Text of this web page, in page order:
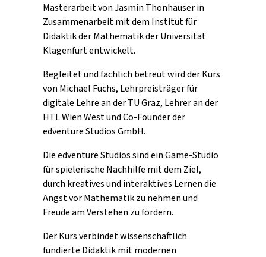
Masterarbeit von Jasmin Thonhauser in
Zusammenarbeit mit dem Institut für
Didaktik der Mathematik der Universität
Klagenfurt entwickelt.
Begleitet und fachlich betreut wird der Kurs
von Michael Fuchs, Lehrpreisträger für
digitale Lehre an der TU Graz, Lehrer an der
HTL Wien West und Co-Founder der
edventure Studios GmbH.
Die edventure Studios sind ein Game-Studio
für spielerische Nachhilfe mit dem Ziel,
durch kreatives und interaktives Lernen die
Angst vor Mathematik zu nehmen und
Freude am Verstehen zu fördern.
Der Kurs verbindet wissenschaftlich
fundierte Didaktik mit modernen